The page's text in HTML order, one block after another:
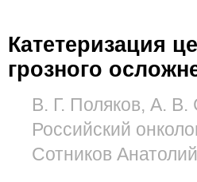
Катетеризация
грозного
В. Г. Поляков, А.
Российский
Сотников